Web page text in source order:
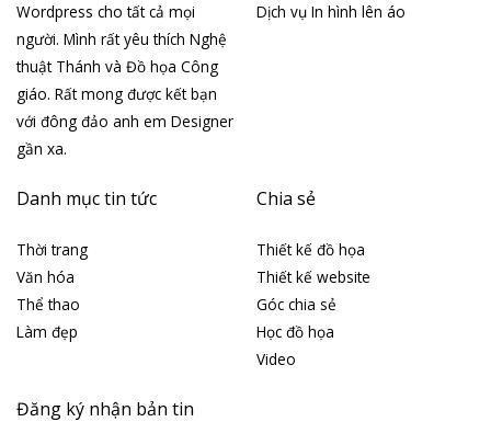
Wordpress cho tất cả mọi
người. Mình rất yêu thích Nghệ
thuật Thánh và Đồ họa Công
giáo. Rất mong được kết bạn
với đông đảo anh em Designer
gần xa.
Dịch vụ In hình lên áo
Danh mục tin tức
Thời trang
Văn hóa
Thể thao
Làm đẹp
Chia sẻ
Thiết kế đồ họa
Thiết kế website
Góc chia sẻ
Học đồ họa
Video
Đăng ký nhận bản tin